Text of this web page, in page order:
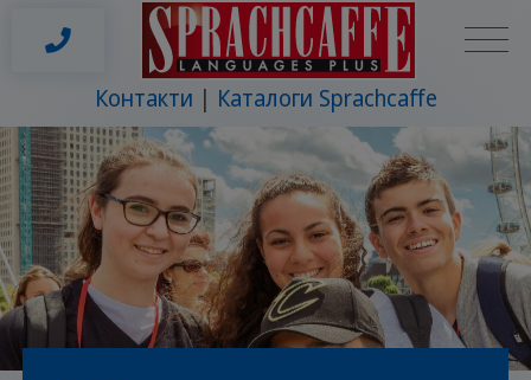
Контакти Каталоги Sprachcaffe